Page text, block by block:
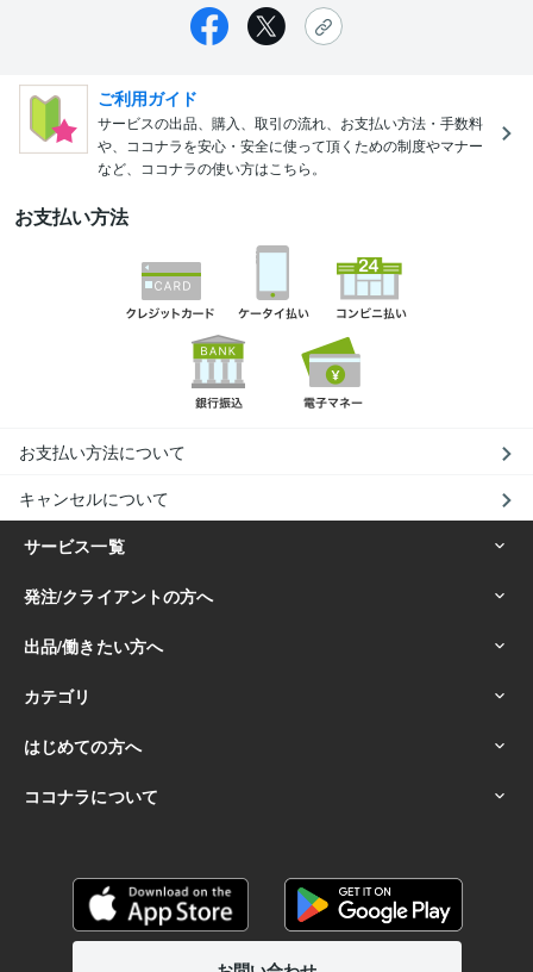
ご利用ガイド
サービスの出品、購入、取引の流れ、お支払い方法・手数料
や、ココナラを安心・安全に使って頂くための制度やマナー
など、ココナラの使い方はこちら。
お支払い方法
お支払い方法について
キャンセルについて